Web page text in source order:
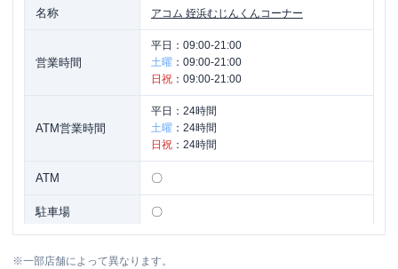
名称 アコム 姪浜むじんくんコーナー
営業時間
平日： 09:00-21:00
土曜 ： 09:00-21:00
日祝 ： 09:00-21:00
ATM営業時間
平日： 24時間
土曜 ： 24時間
日祝 ： 24時間
ATM 〇
駐車場 〇
※一部店舗によって異なります。